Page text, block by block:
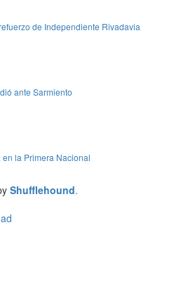
de Independiente Rivadavia
ante Sarmiento
la Primera Nacional
Shufflehound.